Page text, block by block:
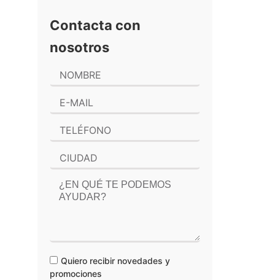
Contacta con
nosotros
Quiero recibir novedades y
promociones